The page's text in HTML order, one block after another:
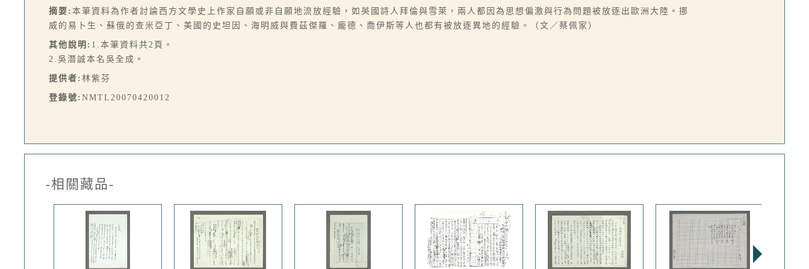
摘要: 本筆資料為作者討論西方文學史上作家自願或非自願地流放經驗，如英國詩人拜倫與雪萊，兩人都因為思想偏激與行為問題被放逐出歐洲大陸。挪
威的易卜生、蘇俄的查米亞丁、美國的史坦因、海明威與費茲傑羅、龐德、喬伊斯等人也都有被放逐異地的經驗。（文／蔡佩家）
其他說明: 1.本筆資料共2頁。
2.吳潛誠本名吳全成。
提供者: 林紫芬
登錄號: NMTL20070420012
-相關藏品-